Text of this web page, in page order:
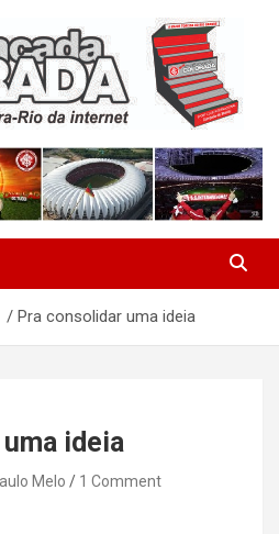
Colorada
Pra consolidar uma ideia
ideia
Melo 1 Comment